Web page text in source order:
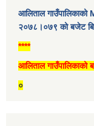
आलिताल गाउँपालिकाको
२०७८।०७९ को बजेट
****
आलिताल गाउँपालिकाको
०